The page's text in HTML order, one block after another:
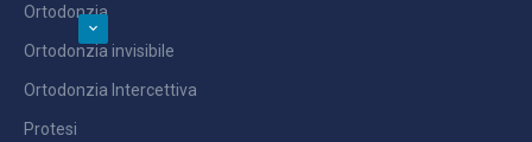
Ortodonzia
Ortodonzia invisibile
Ortodonzia Intercettiva
Protesi